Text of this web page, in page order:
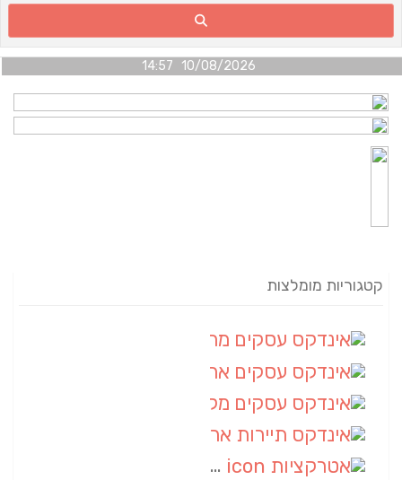
10/08/2026 14:57
קטגוריות מומלצות
אטרקציות